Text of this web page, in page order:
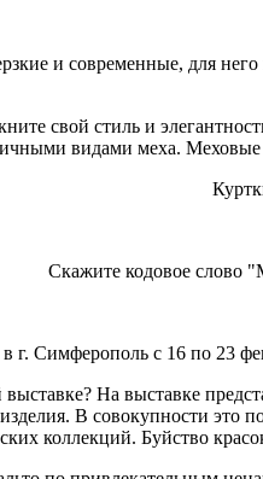
и современные, для
свой стиль и
видами меха. Меховые
Скажите кодовое слово
г. Симферополь с 16 по 23
На выставке
В совокупности это
коллекций. Буйство